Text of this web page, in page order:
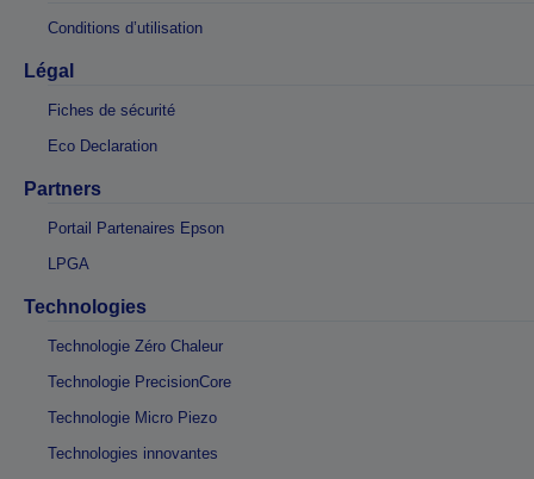
Conditions d’utilisation
Légal
Fiches de sécurité
Eco Declaration
Partners
Portail Partenaires Epson
LPGA
Technologies
Technologie Zéro Chaleur
Technologie PrecisionCore
Technologie Micro Piezo
Technologies innovantes